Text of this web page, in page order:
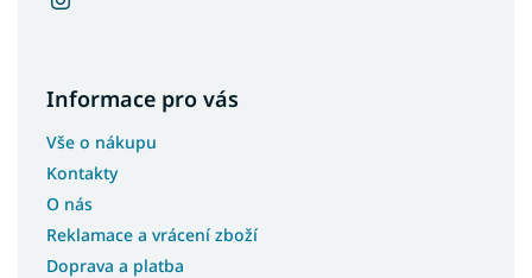
Informace pro vás
Vše o nákupu
Kontakty
O nás
Reklamace a vrácení zboží
Doprava a platba